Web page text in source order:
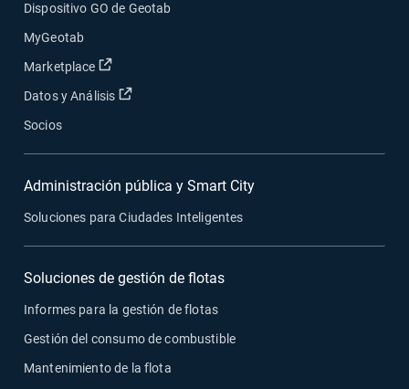
Dispositivo GO de Geotab
MyGeotab
Marketplace
Abrir en una nueva ventana
Datos y Análisis Abrir en una nueva ventana
Socios
Administración pública y Smart City
Soluciones para Ciudades Inteligentes
Soluciones de gestión de flotas
Informes para la gestión de flotas
Gestión del consumo de combustible
Mantenimiento de la flota